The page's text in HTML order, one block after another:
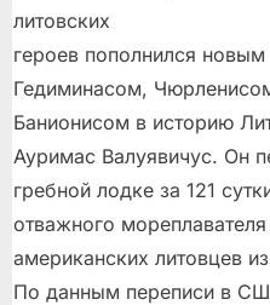
литовских
героев пополнился
Гедиминасом,
Банионисом в историю
Ауримас Валуявичус. Он
гребной лодке за 121
отважного
американских литовцев
По данным переписи в